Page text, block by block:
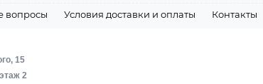
вопросы Условия доставки и оплаты Контакты
15
2